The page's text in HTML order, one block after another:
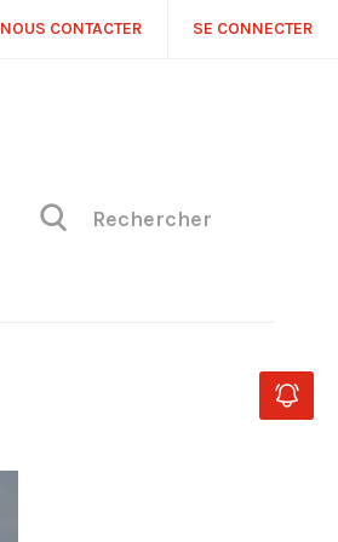
NOUS CONTACTER SE CONNECTER